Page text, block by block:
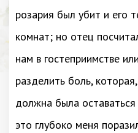
розария был убит и его
комнат; но отец
нам в гостеприимстве
разделить боль,
должна была
это глубоко меня